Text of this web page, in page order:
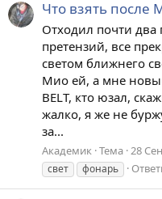
Что взять после
Отходил почти
претензий, все
светом ближнего
Мио ей, а мне
BELT, кто юзал,
жалко, я же не
за...
Академик Тема 28
свет
фонарь